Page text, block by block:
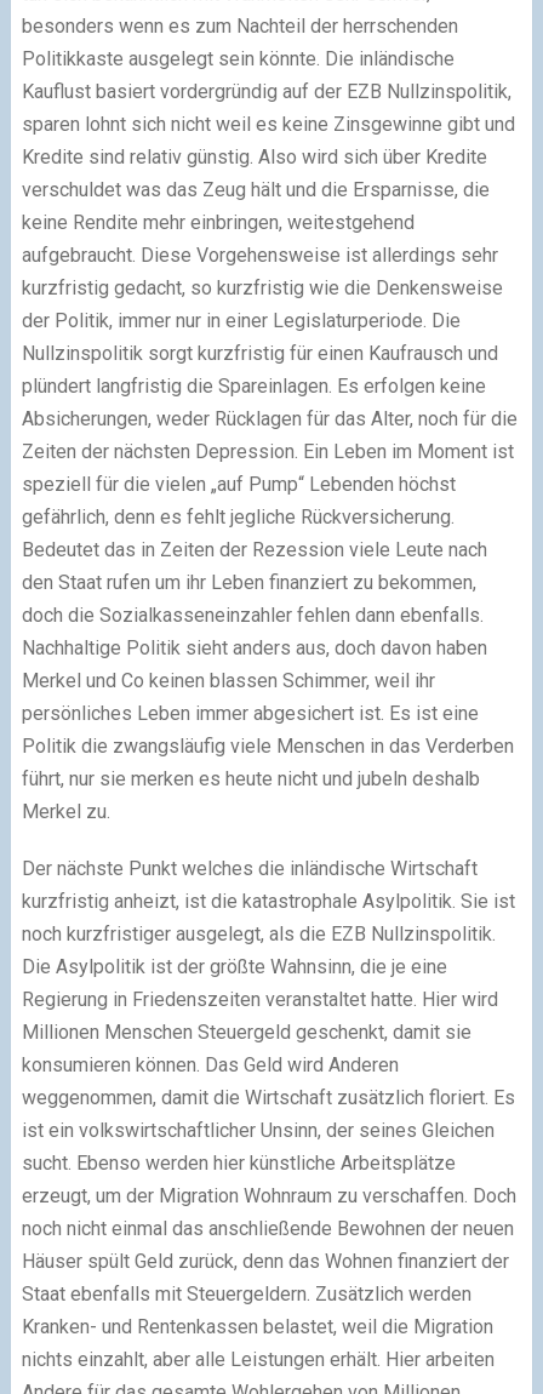
besonders wenn es zum Nachteil der herrschenden
Politikkaste ausgelegt sein könnte. Die inländische
Kauflust basiert vordergründig auf der EZB Nullzinspolitik,
sparen lohnt sich nicht weil es keine Zinsgewinne gibt und
Kredite sind relativ günstig. Also wird sich über Kredite
verschuldet was das Zeug hält und die Ersparnisse, die
keine Rendite mehr einbringen, weitestgehend
aufgebraucht. Diese Vorgehensweise ist allerdings sehr
kurzfristig gedacht, so kurzfristig wie die Denkensweise
der Politik, immer nur in einer Legislaturperiode. Die
Nullzinspolitik sorgt kurzfristig für einen Kaufrausch und
plündert langfristig die Spareinlagen. Es erfolgen keine
Absicherungen, weder Rücklagen für das Alter, noch für die
Zeiten der nächsten Depression. Ein Leben im Moment ist
speziell für die vielen „auf Pump“ Lebenden höchst
gefährlich, denn es fehlt jegliche Rückversicherung.
Bedeutet das in Zeiten der Rezession viele Leute nach
den Staat rufen um ihr Leben finanziert zu bekommen,
doch die Sozialkasseneinzahler fehlen dann ebenfalls.
Nachhaltige Politik sieht anders aus, doch davon haben
Merkel und Co keinen blassen Schimmer, weil ihr
persönliches Leben immer abgesichert ist. Es ist eine
Politik die zwangsläufig viele Menschen in das Verderben
führt, nur sie merken es heute nicht und jubeln deshalb
Merkel zu.
Der nächste Punkt welches die inländische Wirtschaft
kurzfristig anheizt, ist die katastrophale Asylpolitik. Sie ist
noch kurzfristiger ausgelegt, als die EZB Nullzinspolitik.
Die Asylpolitik ist der größte Wahnsinn, die je eine
Regierung in Friedenszeiten veranstaltet hatte. Hier wird
Millionen Menschen Steuergeld geschenkt, damit sie
konsumieren können. Das Geld wird Anderen
weggenommen, damit die Wirtschaft zusätzlich floriert. Es
ist ein volkswirtschaftlicher Unsinn, der seines Gleichen
sucht. Ebenso werden hier künstliche Arbeitsplätze
erzeugt, um der Migration Wohnraum zu verschaffen. Doch
noch nicht einmal das anschließende Bewohnen der neuen
Häuser spült Geld zurück, denn das Wohnen finanziert der
Staat ebenfalls mit Steuergeldern. Zusätzlich werden
Kranken- und Rentenkassen belastet, weil die Migration
nichts einzahlt, aber alle Leistungen erhält. Hier arbeiten